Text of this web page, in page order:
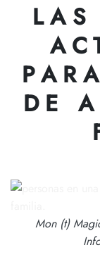
LAS
DE
Mon (t)